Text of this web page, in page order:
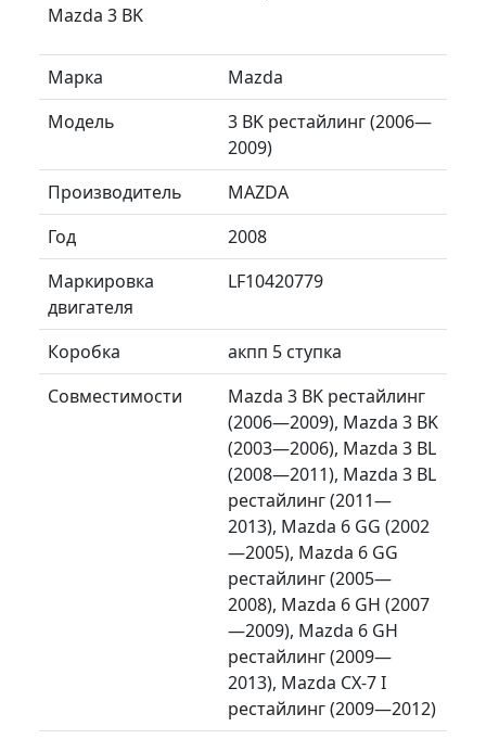
Mazda 3 BK
Марка
Mazda
Модель
3 BK рестайлинг (2006—
2009)
Производитель
MAZDA
Год
2008
Маркировка
двигателя
LF10420779
Коробка
акпп 5 ступка
Совместимости
Mazda 3 BK рестайлинг
(2006—2009), Mazda 3 BK
(2003—2006), Mazda 3 BL
(2008—2011), Mazda 3 BL
рестайлинг (2011—
2013), Mazda 6 GG (2002
—2005), Mazda 6 GG
рестайлинг (2005—
2008), Mazda 6 GH (2007
—2009), Mazda 6 GH
рестайлинг (2009—
2013), Mazda CX-7 I
рестайлинг (2009—2012)